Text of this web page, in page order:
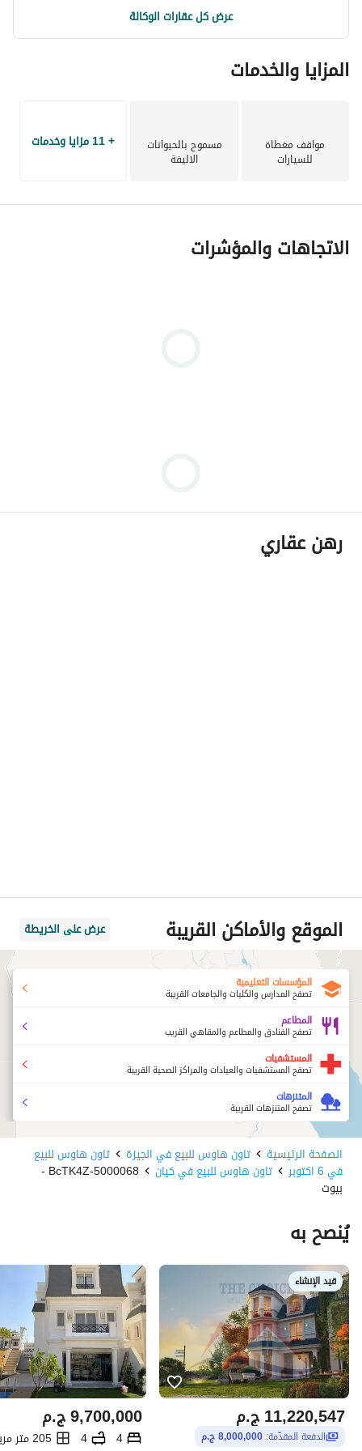
ممارسة مختلف الأنشطة الرياضية مما يعزز نمط الحياة الصحي.
الهواء الطلق.
عرض كل عقارات الوكالة
المزايا والخدمات
مواقف مغطاة
للسيارات
مسموح بالحيوانات
الاليفة
+ 11 مزايا وخدمات
الاتجاهات والمؤشرات
رهن عقاري
الموقع والأماكن القريبة عرض على الخريطة
المؤسسات التعليمية
تصفح المدارس والكليات والجامعات القريبة
المطاعم
تصفح الفنادق والمطاعم والمقاهي القريب
المستشفيات
تصفح المستشفيات والعيادات والمراكز الصحية القريبة
المتنزهات
تصفح المتنزهات القريبة
الصفحة الرئيسية تاون هاوس للبيع في الجيزة تاون هاوس للبيع
في 6 اكتوبر تاون هاوس للبيع في كيان 5000068-BcTK4Z -
بيوت
يُنصح به
قيد الإنشاء
ج.م11,220,547
الدفعة المقدّمة: 8,000,000 ج.م
ج.م9,700,000
4
4 205 متر مربع